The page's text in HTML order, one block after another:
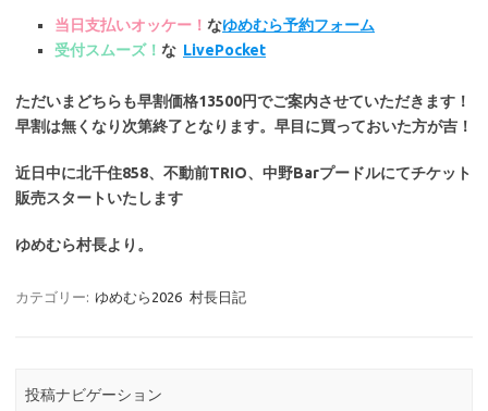
当日支払いオッケー！ なゆめむら予約フォーム
受付スムーズ！ な LivePocket
ただいまどちらも早割価格13500円でご案内させていただきます！
早割は無くなり次第終了となります。早目に買っておいた方が吉！
近日中に北千住858、不動前TRIO、中野Barプードルにてチケット
販売スタートいたします
ゆめむら村長より。
カテゴリー: ゆめむら2026 村長日記
投稿ナビゲーション